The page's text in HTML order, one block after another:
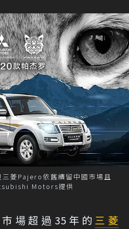
菱Pajero依舊續留中國市場且
Motors提供
場超過35年的 三菱